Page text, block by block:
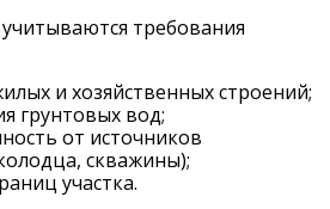
требования
и хозяйственных строений;
грунтовых вод;
от источников
скважины);
участка.